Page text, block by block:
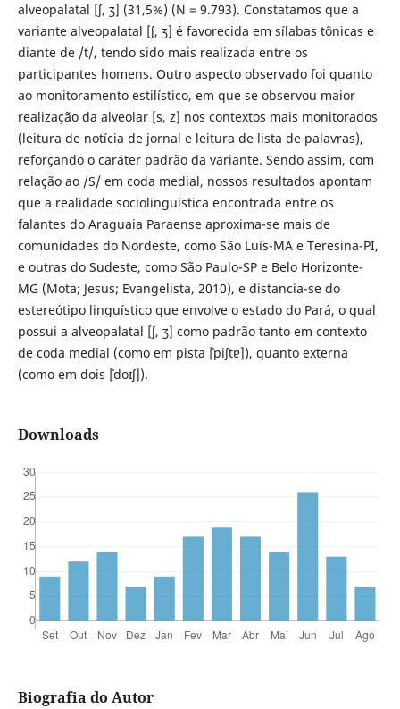
alveopalatal [ʃ, ʒ] (31,5%) (N = 9.793). Constatamos que a
variante alveopalatal [ʃ, ʒ] é favorecida em sílabas tônicas e
diante de /t/, tendo sido mais realizada entre os
participantes homens. Outro aspecto observado foi quanto
ao monitoramento estilístico, em que se observou maior
realização da alveolar [s, z] nos contextos mais monitorados
(leitura de notícia de jornal e leitura de lista de palavras),
reforçando o caráter padrão da variante. Sendo assim, com
relação ao /S/ em coda medial, nossos resultados apontam
que a realidade sociolinguística encontrada entre os
falantes do Araguaia Paraense aproxima-se mais de
comunidades do Nordeste, como São Luís-MA e Teresina-PI,
e outras do Sudeste, como São Paulo-SP e Belo Horizonte-
MG (Mota; Jesus; Evangelista, 2010), e distancia-se do
estereótipo linguístico que envolve o estado do Pará, o qual
possui a alveopalatal [ʃ, ʒ] como padrão tanto em contexto
de coda medial (como em pista [ˈpiʃtɐ]), quanto externa
(como em dois [ˈdoɪʃ]).
Downloads
Biografia do Autor